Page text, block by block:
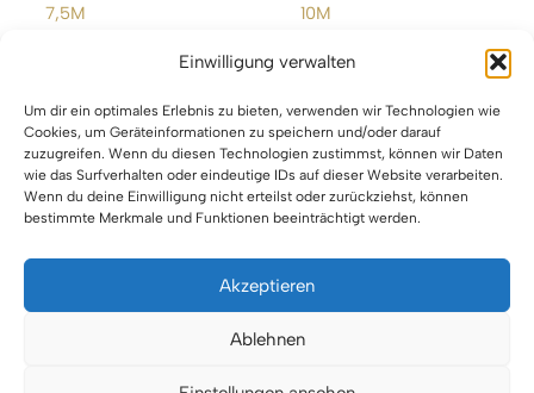
Einwilligung verwalten
Um dir ein optimales Erlebnis zu bieten, verwenden wir Technologien wie
Cookies, um Geräteinformationen zu speichern und/oder darauf
zuzugreifen. Wenn du diesen Technologien zustimmst, können wir Daten
wie das Surfverhalten oder eindeutige IDs auf dieser Website verarbeiten.
Wenn du deine Einwilligung nicht erteilst oder zurückziehst, können
bestimmte Merkmale und Funktionen beeinträchtigt werden.
Akzeptieren
Ablehnen
7,5M
WEITERLESEN
10M
WEITERLESEN
Impressum
Datenschutz